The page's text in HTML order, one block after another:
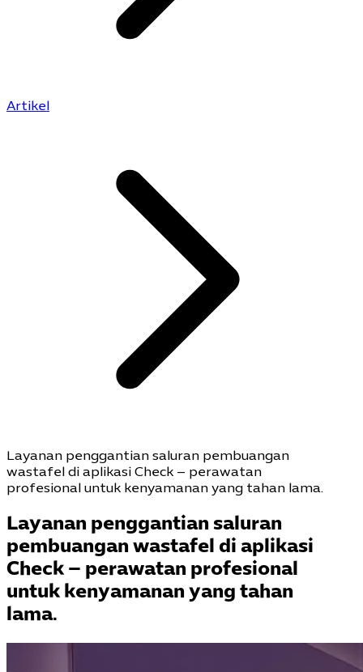
Artikel
Layanan penggantian saluran pembuangan
wastafel di aplikasi Check – perawatan
profesional untuk kenyamanan yang tahan lama.
Layanan penggantian saluran
pembuangan wastafel di aplikasi
Check – perawatan profesional
untuk kenyamanan yang tahan
lama.